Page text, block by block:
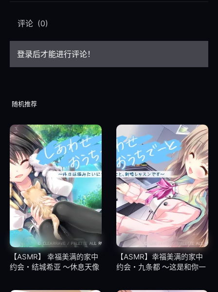
11 011
13 013
14 014
15 015
16 016
17 017
18 018
评论 (0)
登录后才能进行评论！
随机推荐
【ASMR】 幸福美满的家中
约会・结城希亚 ～休息天像
【ASMR】幸福美满的家中
约会・九条都 ～这是和你一